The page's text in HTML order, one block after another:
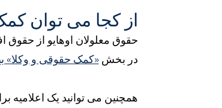
از کجا می توان
حقوق معلولان اوهایو از حقوق
در بخش«کمک حقوقی و وکلا»
همچنین می توانید یک اعلامیه